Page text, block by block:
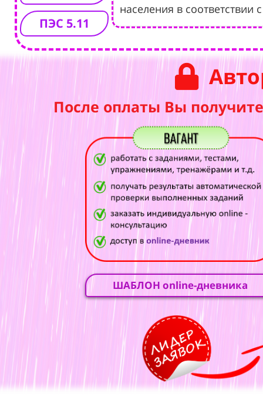
ПЭС 5.11
населения в
После оплаты Вы
ШАБЛОН online-дневника